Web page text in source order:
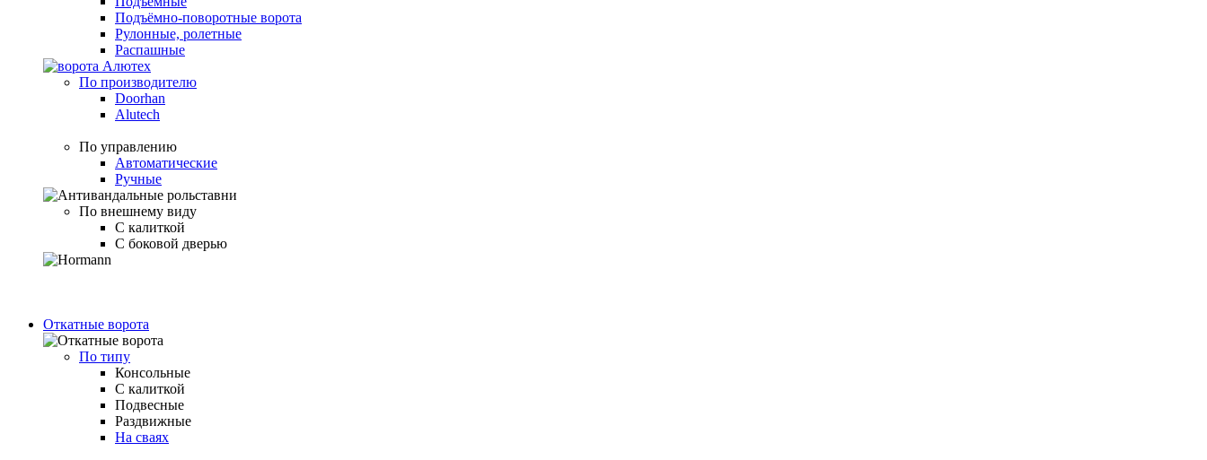
Подъёмно-поворотные ворота
Рулонные, ролетные
Распашные
По производителю
Doorhan
Alutech
По управлению
Автоматические
Ручные
По внешнему виду
С калиткой
С боковой дверью
Откатные ворота
По типу
Консольные
С калиткой
Подвесные
Раздвижные
На сваях